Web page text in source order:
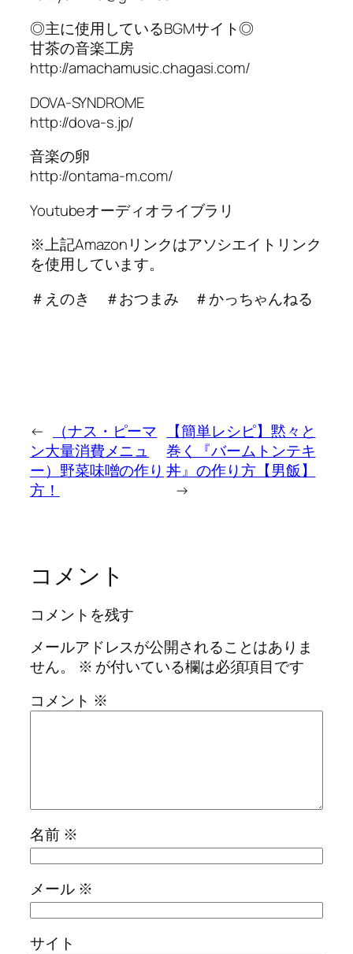
◎主に使用しているBGMサイト◎
甘茶の音楽工房
http://amachamusic.chagasi.com/
DOVA-SYNDROME
http://dova-s.jp/
音楽の卵
http://ontama-m.com/
Youtubeオーディオライブラリ
※上記Amazonリンクはアソシエイトリンク
を使用しています。
＃えのき ＃おつまみ ＃かっちゃんねる
←
（ナス・ピーマ
ン大量消費メニュ
ー）野菜味噌の作り
方！
【簡単レシピ】黙々と
巻く『バームトンテキ
丼』の作り方【男飯】
→
コメント
コメントを残す
メールアドレスが公開されることはありま
せん。
※ が付いている欄は必須項目です
コメント ※
名前 ※
メール ※
サイト